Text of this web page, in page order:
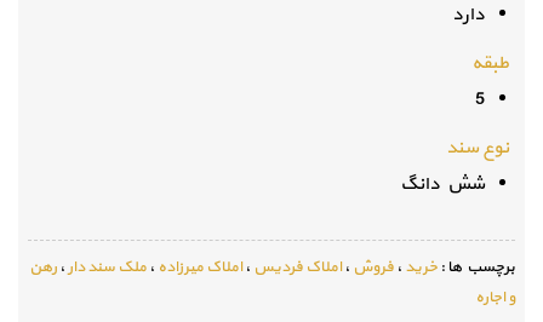
دارد
طبقه
5
نوع سند
شش دانگ
برچسب ها :خرید ،فروش ،املاک فردیس ،املاک میرزاده ،ملک سند دار،رهن
و اجاره